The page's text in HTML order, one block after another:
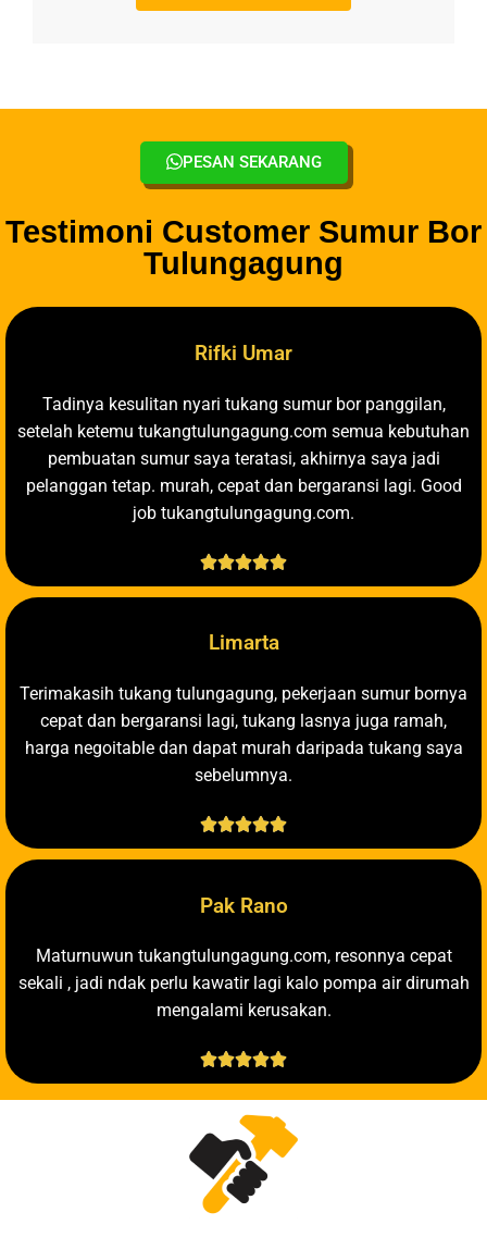
PESAN SEKARANG
Testimoni Customer Sumur Bor
Tulungagung
Rifki Umar
Tadinya kesulitan nyari tukang sumur bor panggilan,
setelah ketemu tukangtulungagung.com semua kebutuhan
pembuatan sumur saya teratasi, akhirnya saya jadi
pelanggan tetap. murah, cepat dan bergaransi lagi. Good
job tukangtulungagung.com.

Limarta
Terimakasih tukang tulungagung, pekerjaan sumur bornya
cepat dan bergaransi lagi, tukang lasnya juga ramah,
harga negoitable dan dapat murah daripada tukang saya
sebelumnya.

Pak Rano
Maturnuwun tukangtulungagung.com, resonnya cepat
sekali , jadi ndak perlu kawatir lagi kalo pompa air dirumah
mengalami kerusakan.
